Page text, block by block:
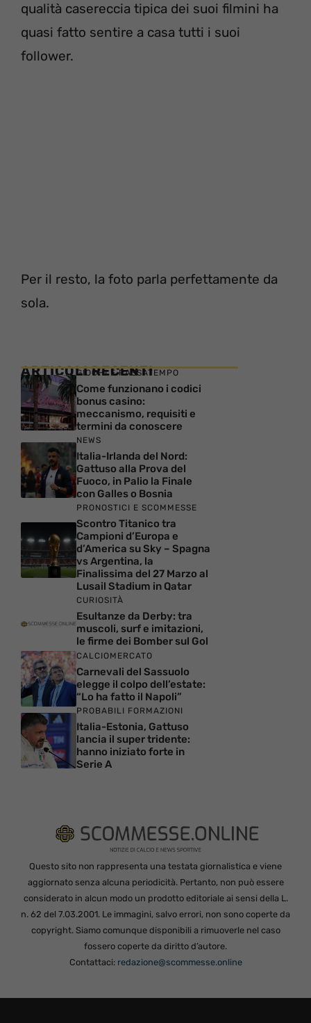
qualità casereccia tipica dei suoi filmini ha
quasi fatto sentire a casa tutti i suoi
follower.
Per il resto, la foto parla perfettamente da
sola.
ARTICOLI RECENTI
GIOCHI E PASSATEMPO
Come funzionano i codici
bonus casino:
meccanismo, requisiti e
termini da conoscere
NEWS
Italia-Irlanda del Nord:
Gattuso alla Prova del
Fuoco, in Palio la Finale
con Galles o Bosnia
PRONOSTICI E SCOMMESSE
Scontro Titanico tra
Campioni d’Europa e
d’America su Sky – Spagna
vs Argentina, la
Finalissima del 27 Marzo al
Lusail Stadium in Qatar
CURIOSITÀ
Esultanze da Derby: tra
muscoli, surf e imitazioni,
le firme dei Bomber sul Gol
CALCIOMERCATO
Carnevali del Sassuolo
elegge il colpo dell’estate:
“Lo ha fatto il Napoli”
PROBABILI FORMAZIONI
Italia-Estonia, Gattuso
lancia il super tridente:
hanno iniziato forte in
Serie A
Questo sito non rappresenta una testata giornalistica e viene
aggiornato senza alcuna periodicità. Pertanto, non può essere
considerato in alcun modo un prodotto editoriale ai sensi della L.
n. 62 del 7.03.2001. Le immagini, salvo errori, non sono coperte da
copyright. Siamo comunque disponibili a rimuoverle nel caso
fossero coperte da diritto d’autore.
Contattaci: redazione@scommesse.online